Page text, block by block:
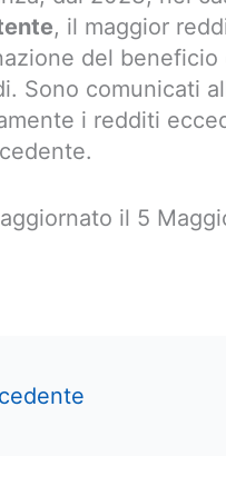
, il maggior
del
Sono comunicati
i redditi
il 5